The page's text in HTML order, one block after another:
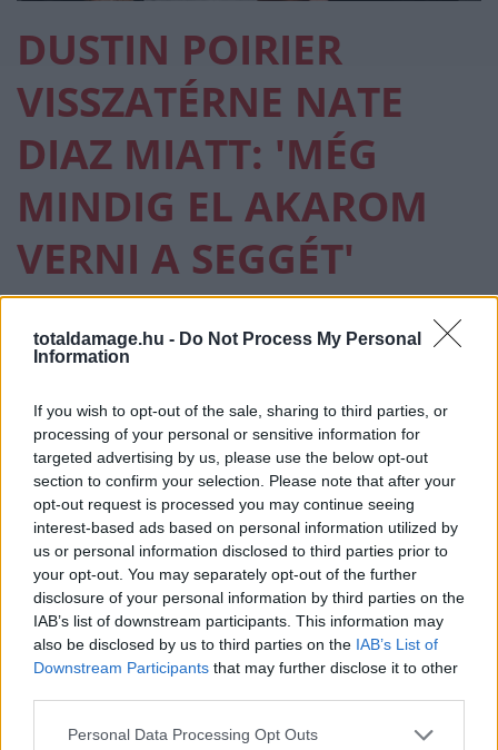
totaldamage.hu - Do Not Process My Personal
Information
If you wish to opt-out of the sale, sharing to third parties, or
processing of your personal or sensitive information for
targeted advertising by us, please use the below opt-out
section to confirm your selection. Please note that after your
opt-out request is processed you may continue seeing
interest-based ads based on personal information utilized by
us or personal information disclosed to third parties prior to
your opt-out. You may separately opt-out of the further
disclosure of your personal information by third parties on the
IAB’s list of downstream participants. This information may
also be disclosed by us to third parties on the IAB’s List of
Downstream Participants that may further disclose it to other
Personal Data Processing Opt Outs
DUSTIN POIRIER
VISSZATÉRNE NATE
DIAZ MIATT: 'MÉG
MINDIG EL AKAROM
VERNI A SEGGÉT'
napig rosszul esik neki, hogy meghiúsult a Nate
Diazzal…